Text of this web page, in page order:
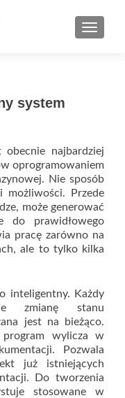
system
najbardziej
oprogramowaniem
Nie sposób
możliwości. Przede
może generować
do prawidłowego
pracę zarówno na
ale to tylko kilka
inteligentny. Każdy
zmianę stanu
jest na bieżąco.
program wylicza w
Pozwala
już istniejących
Do tworzenia
stosowane w